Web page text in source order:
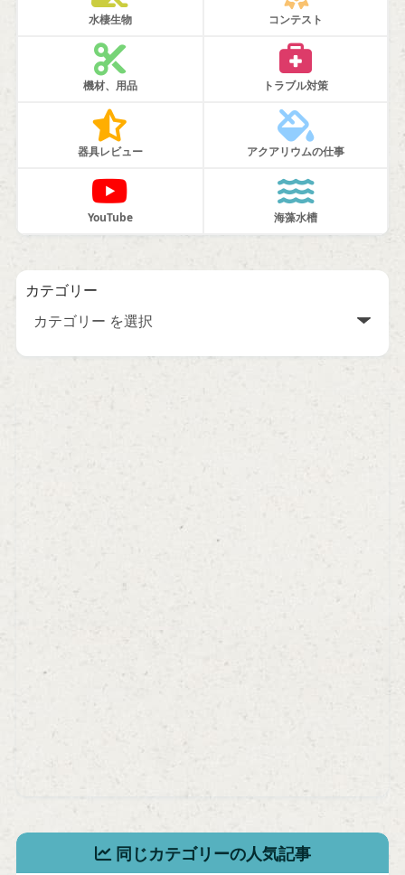
水棲生物 コンテスト
機材、用品 トラブル対策
器具レビュー アクアリウムの仕事
YouTube 海藻水槽
カテゴリー
同じカテゴリーの人気記事